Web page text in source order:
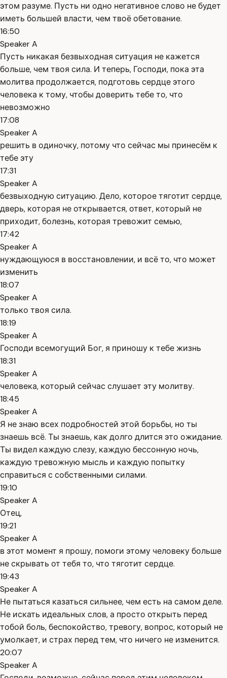
этом разуме. Пусть ни одно негативное слово не будет
иметь большей власти, чем твоё обетование.
16:50
Speaker A
Пусть никакая безвыходная ситуация не кажется
больше, чем твоя сила. И теперь, Господи, пока эта
молитва продолжается, подготовь сердце этого
человека к тому, чтобы доверить тебе то, что
невозможно
17:08
Speaker A
решить в одиночку, потому что сейчас мы принесём к
тебе эту
17:31
Speaker A
безвыходную ситуацию. Дело, которое тяготит сердце,
дверь, которая не открывается, ответ, который не
приходит, болезнь, которая тревожит семью,
17:42
Speaker A
нуждающуюся в восстановлении, и всё то, что может
изменить
18:07
Speaker A
только твоя сила.
18:19
Speaker A
Господи всемогущий Бог, я приношу к тебе жизнь
18:31
Speaker A
человека, который сейчас слушает эту молитву.
18:45
Speaker A
Я не знаю всех подробностей этой борьбы, но ты
знаешь всё. Ты знаешь, как долго длится это ожидание.
Ты видел каждую слезу, каждую бессонную ночь,
каждую тревожную мысль и каждую попытку
справиться с собственными силами.
19:10
Speaker A
Отец,
19:21
Speaker A
в этот момент я прошу, помоги этому человеку больше
не скрывать от тебя то, что тяготит сердце.
19:43
Speaker A
Не пытаться казаться сильнее, чем есть на самом деле.
Не искать идеальных слов, а просто открыть перед
тобой боль, беспокойство, тревогу, вопрос, который не
умолкает, и страх перед тем, что ничего не изменится.
20:07
Speaker A